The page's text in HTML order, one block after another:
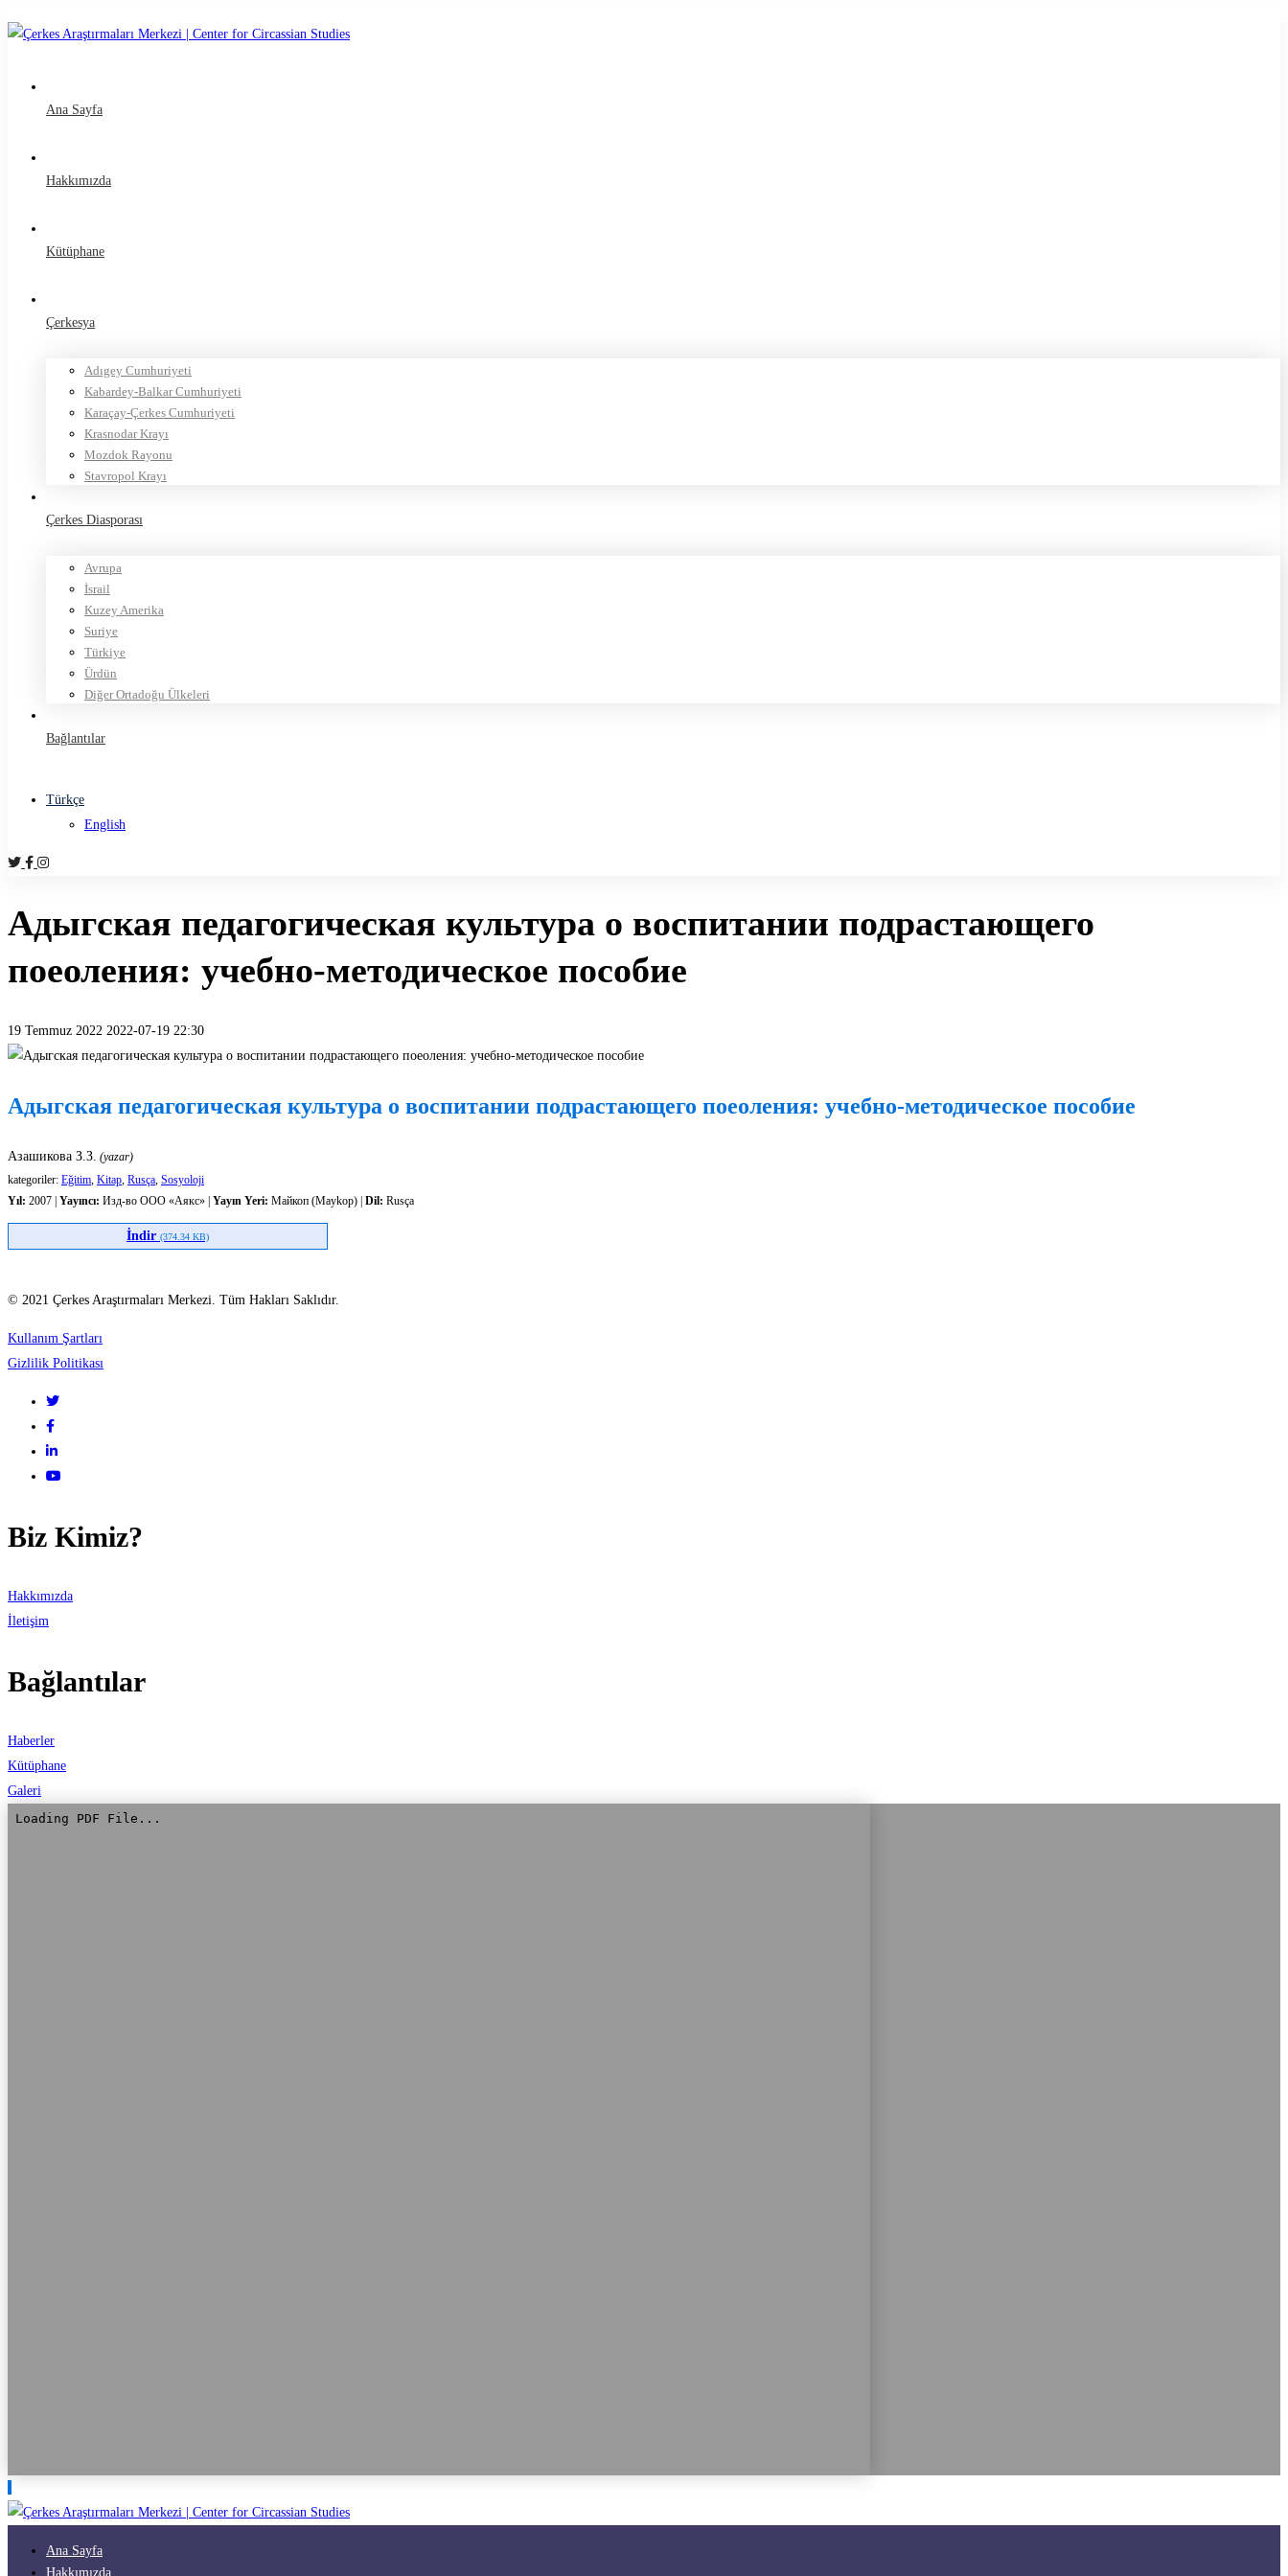
Ana Sayfa
Hakkımızda
Kütüphane
Çerkesya
Adıgey Cumhuriyeti
Kabardey-Balkar Cumhuriyeti
Karaçay-Çerkes Cumhuriyeti
Krasnodar Krayı
Mozdok Rayonu
Stavropol Krayı
Çerkes Diasporası
Avrupa
İsrail
Kuzey Amerika
Suriye
Türkiye
Ürdün
Diğer Ortadoğu Ülkeleri
Bağlantılar
Türkçe
English
Адыгская педагогическая культура о воспитании подрастающего
поеоления: учебно-методическое пособие
19 Temmuz 2022 2022-07-19 22:30
Адыгская
педагогическая
культура
о
воспитании
поеоления:
учебно-
методическое
пособие
Адыгская педагогическая культура о воспитании подрастающего поеоления: учебно-методическое пособие
Азашикова З.З. (yazar)
kategoriler: Eğitim, Kitap, Rusça, Sosyoloji
Yıl: 2007 | Yayıncı: Изд-во ООО «Аякс» | Yayın Yeri: Майкоп (Maykop) | Dil: Rusça
İndir (374.34 KB)
© 2021 Çerkes Araştırmaları Merkezi. Tüm Hakları Saklıdır.
Kullanım Şartları
Gizlilik Politikası
Biz Kimiz?
Hakkımızda
İletişim
Bağlantılar
Haberler
Kütüphane
Galeri
Ana Sayfa
Hakkımızda